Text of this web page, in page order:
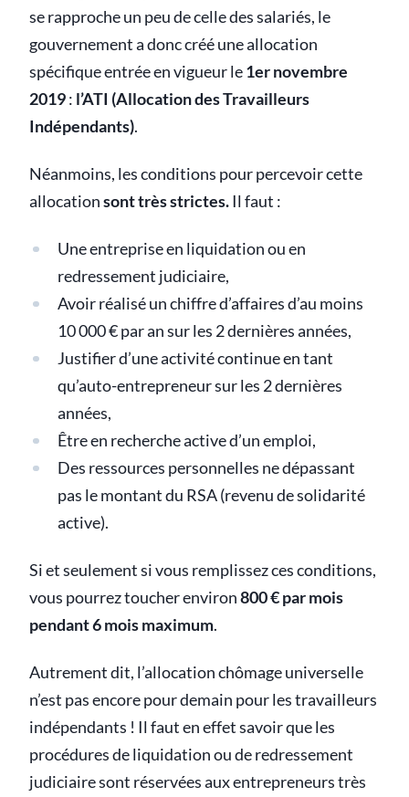
se rapproche un peu de celle des salariés, le
gouvernement a donc créé une allocation
spécifique entrée en vigueur le1er novembre
2019: l’ATI (Allocation des Travailleurs
Indépendants).
Néanmoins, les conditions pour percevoir cette
allocationsont très strictes.Il faut :
Une entreprise en liquidation ou en
redressement judiciaire,
Avoir réalisé un chiffre d’affaires d’au moins
10 000 € par an sur les 2 dernières années,
Justifier d’une activité continue en tant
qu’auto-entrepreneur sur les 2 dernières
années,
Être en recherche active d’un emploi,
Des ressources personnelles ne dépassant
pas le montant du RSA (revenu de solidarité
active).
Si et seulement si vous remplissez ces conditions,
vous pourrez toucher environ800 € par mois
pendant 6 mois maximum.
Autrement dit, l’allocation chômage universelle
n’est pas encore pour demain pour les travailleurs
indépendants ! Il faut en effet savoir que les
procédures de liquidation ou de redressement
judiciaire sont réservées aux entrepreneurs très